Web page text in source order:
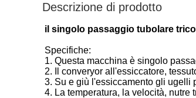
Descrizione di prodotto
il singolo passaggio tubolare
Specifiche:
1. Questa macchina è singolo
2. Il converyor all'essiccatore,
3. Su e giù l'essiccamento gli ugelli
4. La temperatura, la velocità, nutre